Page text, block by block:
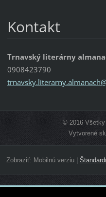
Kontakt
Trnavský literárny
0908423790
trnavsky.literarny.alman
© 2016 Všetky
Vytvorené
Zobraziť: Mobilnú verziu|